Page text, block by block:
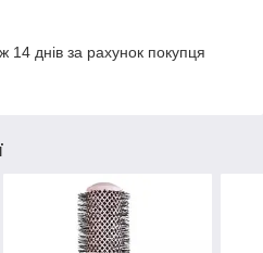
днів за рахунок покупця